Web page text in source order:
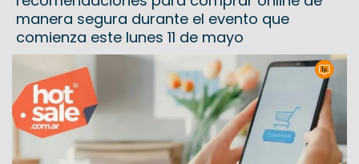
manera segura durante el evento que
comienza este lunes 11 de mayo